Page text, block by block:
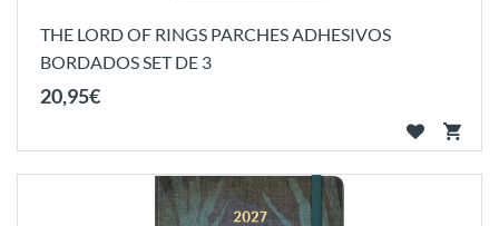
THE LORD OF RINGS PARCHES ADHESIVOS
BORDADOS SET DE 3
20,95€